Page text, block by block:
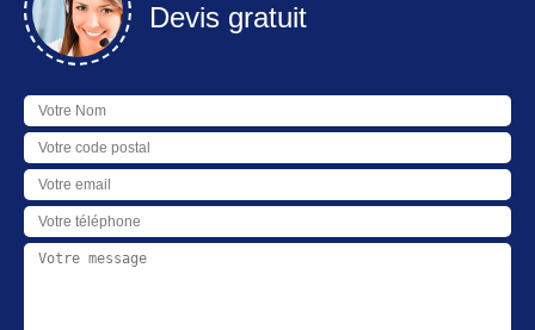
Devis gratuit